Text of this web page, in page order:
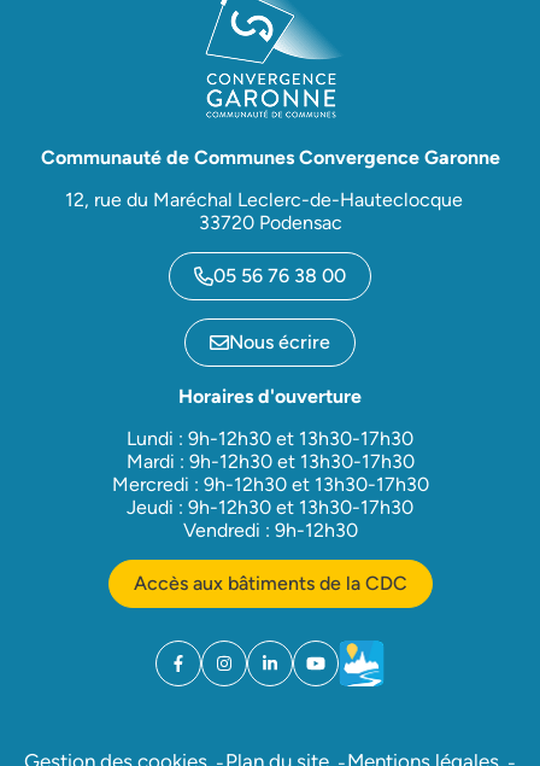
Communauté de Communes Convergence Garonne
12, rue du Maréchal Leclerc-de-Hauteclocque
33720 Podensac
05 56 76 38 00
Nous écrire
Horaires d'ouverture
Lundi : 9h-12h30 et 13h30-17h30
Mardi : 9h-12h30 et 13h30-17h30
Mercredi : 9h-12h30 et 13h30-17h30
Jeudi : 9h-12h30 et 13h30-17h30
Vendredi : 9h-12h30
Accès aux bâtiments de la CDC
Facebook
(ouverture dans un nouvel onglet)
Instagram
(ouverture dans un nouvel onglet)
Linkedin
(ouverture dans un nouvel onglet)
YouTube
(ouverture dans un nouvel
Météo
(ouverture dans un